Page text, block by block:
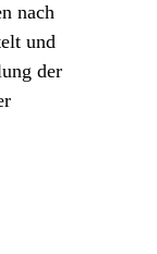
nach
und
der